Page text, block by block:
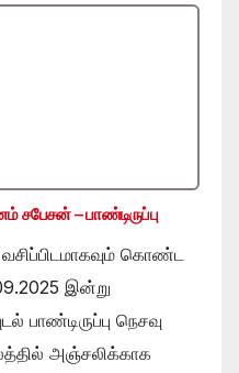
சபேசன் – பாண்டிருப்பு
வசிப்பிடமாகவும் கொண்ட
இன்று
பாண்டிருப்பு நெசவு
அஞ்சலிக்காக